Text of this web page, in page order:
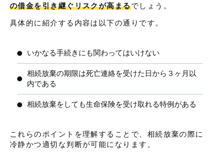
の借金を引き継ぐリスクが高まるでしょう。
具体的に紹介する内容は以下の通りです。
いかなる手続きにも関わってはいけない
相続放棄の期限は死亡連絡を受けた日から３ヶ月以
内である
相続放棄をしても生命保険を受け取れる特例がある
これらのポイントを理解することで、相続放棄の際に
冷静かつ適切な判断が可能になります。